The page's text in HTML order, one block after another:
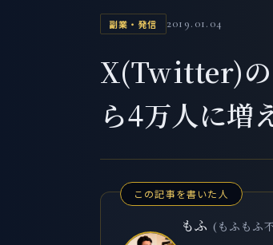
副業・発信 2019.01.04
X(Twitter)の
ら4万人に増
この記事を書いた人
もふ (もふもふ